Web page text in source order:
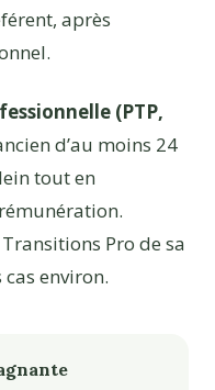
après
(PTP,
d’au moins 24
tout en
Pro de sa
environ.